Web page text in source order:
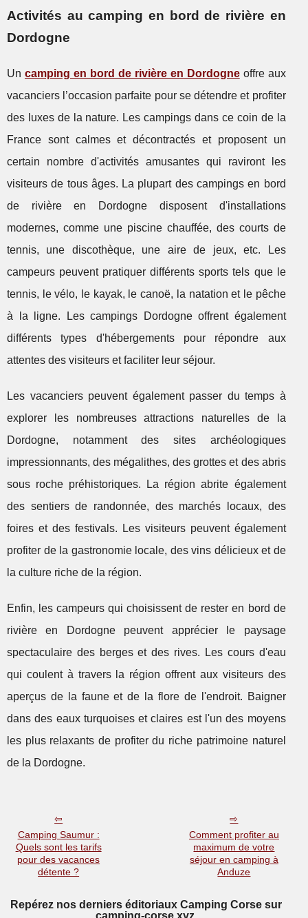
Activités au camping en bord de rivière en
Dordogne
Un camping en bord de rivière en Dordogneoffre aux
vacanciers l’occasion parfaite pour se détendre et profiter
des luxes de la nature. Les campings dans ce coin de la
France sont calmes et décontractés et proposent un
certain nombre d'activités amusantes qui raviront les
visiteurs de tous âges. La plupart des campings en bord
de rivière en Dordogne disposent d'installations
modernes, comme une piscine chauffée, des courts de
tennis, une discothèque, une aire de jeux, etc. Les
campeurs peuvent pratiquer différents sports tels que le
tennis, le vélo, le kayak, le canoë, la natation et le pêche
à la ligne. Les campings Dordogne offrent également
différents types d'hébergements pour répondre aux
attentes des visiteurs et faciliter leur séjour.
Les vacanciers peuvent également passer du temps à
explorer les nombreuses attractions naturelles de la
Dordogne, notamment des sites archéologiques
impressionnants, des mégalithes, des grottes et des abris
sous roche préhistoriques. La région abrite également
des sentiers de randonnée, des marchés locaux, des
foires et des festivals. Les visiteurs peuvent également
profiter de la gastronomie locale, des vins délicieux et de
la culture riche de la région.
Enfin, les campeurs qui choisissent de rester en bord de
rivière en Dordogne peuvent apprécier le paysage
spectaculaire des berges et des rives. Les cours d'eau
qui coulent à travers la région offrent aux visiteurs des
aperçus de la faune et de la flore de l'endroit. Baigner
dans des eaux turquoises et claires est l'un des moyens
les plus relaxants de profiter du riche patrimoine naturel
de la Dordogne.
Camping Saumur :
Quels sont les tarifs
pour des vacances
détente ?
Comment profiter au
maximum de votre
séjour en camping à
Anduze
Repérez nos derniers éditoriaux Camping Corse sur
camping-corse.xyz.